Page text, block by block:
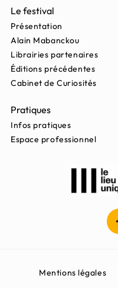
Le festival
Présentation
Alain Mabanckou
Librairies partenaires
Éditions précédentes
Cabinet de Curiosités
Pratiques
Infos pratiques
Espace professionnel
Mentions légales